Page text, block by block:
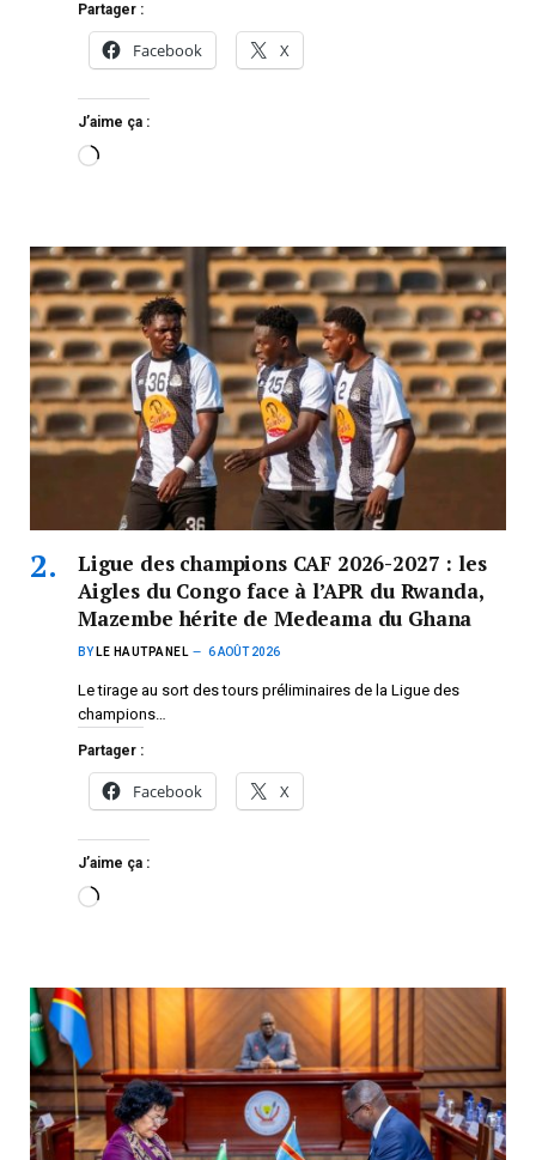
Partager :
Facebook X
J’aime ça :
Ligue des champions CAF 2026-2027 : les
Aigles du Congo face à l’APR du Rwanda,
Mazembe hérite de Medeama du Ghana
BY LE HAUTPANEL 6 AOÛT 2026
Le tirage au sort des tours préliminaires de la Ligue des
champions…
Partager :
Facebook X
J’aime ça :